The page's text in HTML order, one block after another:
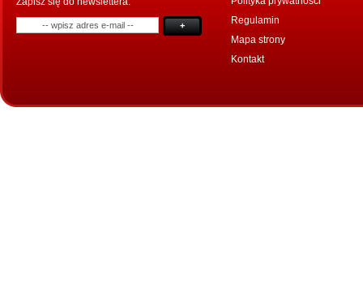
+
Regulamin
Mapa strony
Kontakt